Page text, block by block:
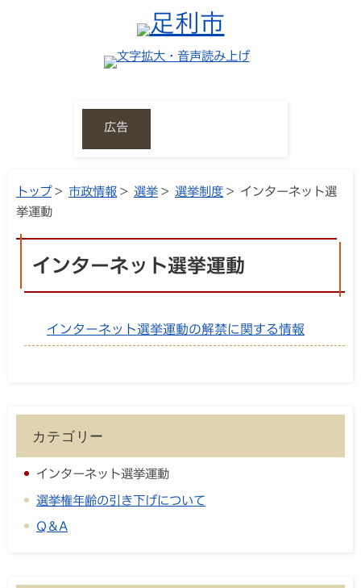
広告
トップ> 市政情報 > 選挙 > 選挙制度 > インターネット選
挙運動
インターネット選挙運動
インターネット選挙運動の解禁に関する情報
カテゴリー
インターネット選挙運動
選挙権年齢の引き下げについて
Q＆A